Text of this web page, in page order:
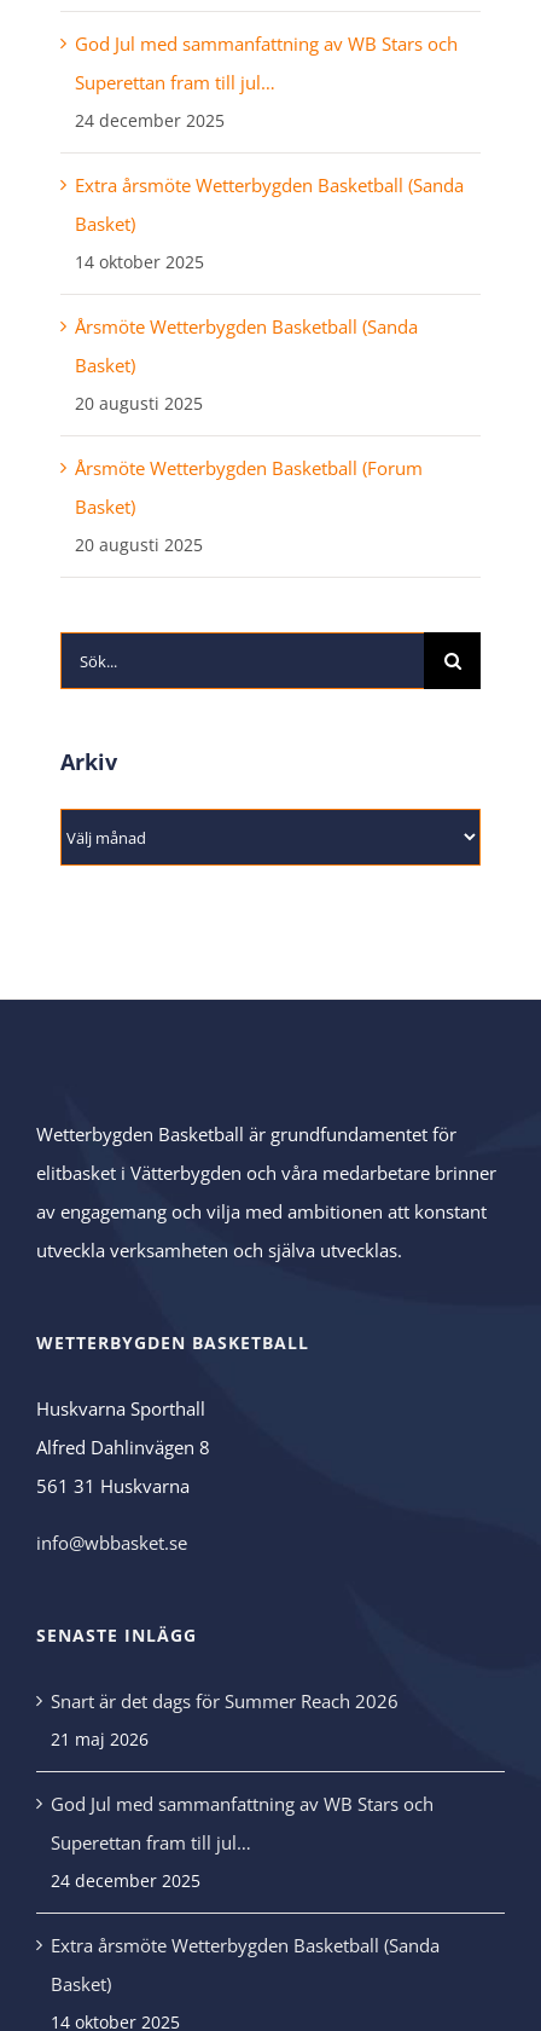
God Jul med sammanfattning av WB Stars och
Superettan fram till jul…
24 december 2025
Extra årsmöte Wetterbygden Basketball (Sanda
Basket)
14 oktober 2025
Årsmöte Wetterbygden Basketball (Sanda
Basket)
20 augusti 2025
Årsmöte Wetterbygden Basketball (Forum
Basket)
20 augusti 2025
Sök
efter:
Arkiv
Arkiv
Wetterbygden Basketball är grundfundamentet för
elitbasket i Vätterbygden och våra medarbetare brinner
av engagemang och vilja med ambitionen att konstant
utveckla verksamheten och själva utvecklas.
WETTERBYGDEN BASKETBALL
Huskvarna Sporthall
Alfred Dahlinvägen 8
561 31 Huskvarna
info@wbbasket.se
SENASTE INLÄGG
Snart är det dags för Summer Reach 2026
21 maj 2026
God Jul med sammanfattning av WB Stars och
Superettan fram till jul…
24 december 2025
Extra årsmöte Wetterbygden Basketball (Sanda
Basket)
14 oktober 2025